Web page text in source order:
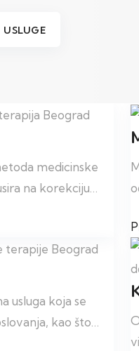
USLUGE
medicinske
na korekciju…
usluga koja se
kao što…